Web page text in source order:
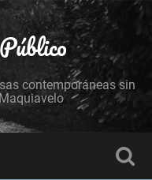
contemporáneas sin